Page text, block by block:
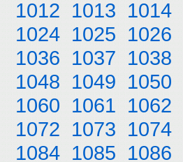
1012 1013 1014
1024 1025 1026
1036 1037 1038
1048 1049 1050
1060 1061 1062
1072 1073 1074
1084 1085 1086